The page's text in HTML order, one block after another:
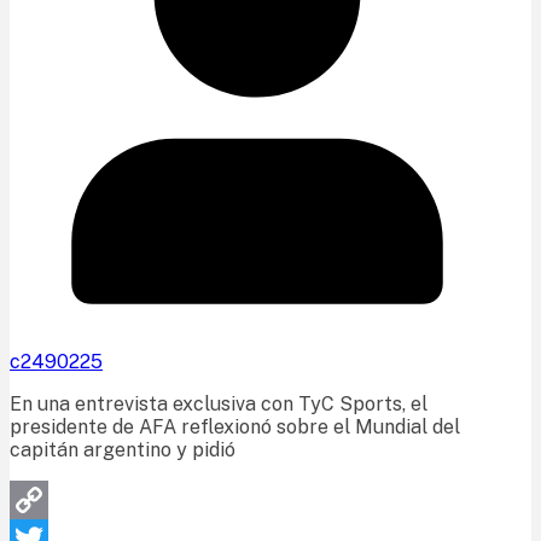
c2490225
En una entrevista exclusiva con TyC Sports, el
presidente de AFA reflexionó sobre el Mundial del
capitán argentino y pidió